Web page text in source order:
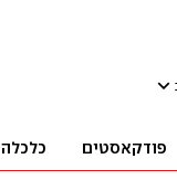
פודקאסטים כלכלה